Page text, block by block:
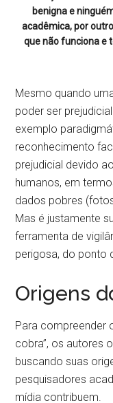
benigna e
acadêmica, por
que não funciona e
Mesmo quando
poder ser
exemplo
reconhecimento
prejudicial devido
humanos, em
dados pobres
Mas é justamente
ferramenta de
perigosa, do ponto
Origens
Para compreender
cobra”, os autores
buscando suas
pesquisadores
mídia contribuem.